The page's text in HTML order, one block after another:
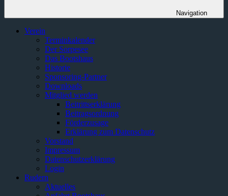
Navigation
Verein
Terminkalender
Der Sorpesee
Das Bootshaus
Historie
Sponsoring-Partner
Downloads
Mitglied werden
Beitrittserklärung
Beitragsordnung
Förderzusage
Erklärung zum Datenschutz
Vorstand
Impressum
Datenschutzerklärung
Login
Rudern
Aktuelles